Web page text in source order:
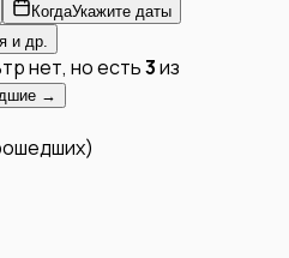
КогдаУкажите даты
и др.
нет, но есть3из
→
)